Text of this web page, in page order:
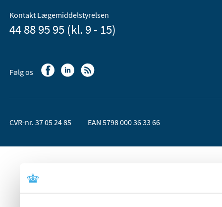
Kontakt Lægemiddelstyrelsen
44 88 95 95 (kl. 9 - 15)
Følg os
CVR-nr. 37 05 24 85 EAN 5798 000 36 33 66